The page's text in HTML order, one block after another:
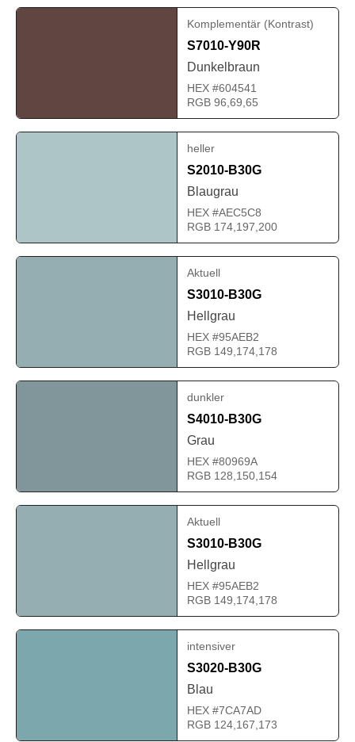
Komplementär (Kontrast)
S7010-Y90R
Dunkelbraun
HEX #604541
RGB 96,69,65
heller
S2010-B30G
Blaugrau
HEX #AEC5C8
RGB 174,197,200
Aktuell
S3010-B30G
Hellgrau
HEX #95AEB2
RGB 149,174,178
dunkler
S4010-B30G
Grau
HEX #80969A
RGB 128,150,154
Aktuell
S3010-B30G
Hellgrau
HEX #95AEB2
RGB 149,174,178
intensiver
S3020-B30G
Blau
HEX #7CA7AD
RGB 124,167,173